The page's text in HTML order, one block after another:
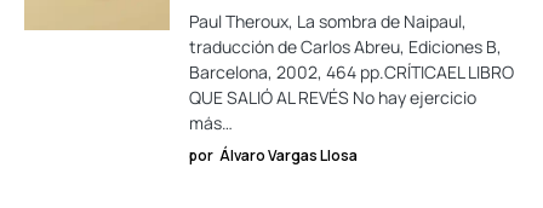
Paul Theroux, La sombra de Naipaul,
traducción de Carlos Abreu, Ediciones B,
Barcelona, 2002, 464 pp.CRÍTICAEL LIBRO
QUE SALIÓ AL REVÉS No hay ejercicio
más…
por Álvaro Vargas Llosa